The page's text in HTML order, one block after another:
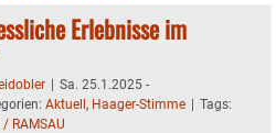
Erlebnisse im
| Sa. 25.1.2025 -
Aktuell, Haager-Stimme | Tags:
/ RAMSAU